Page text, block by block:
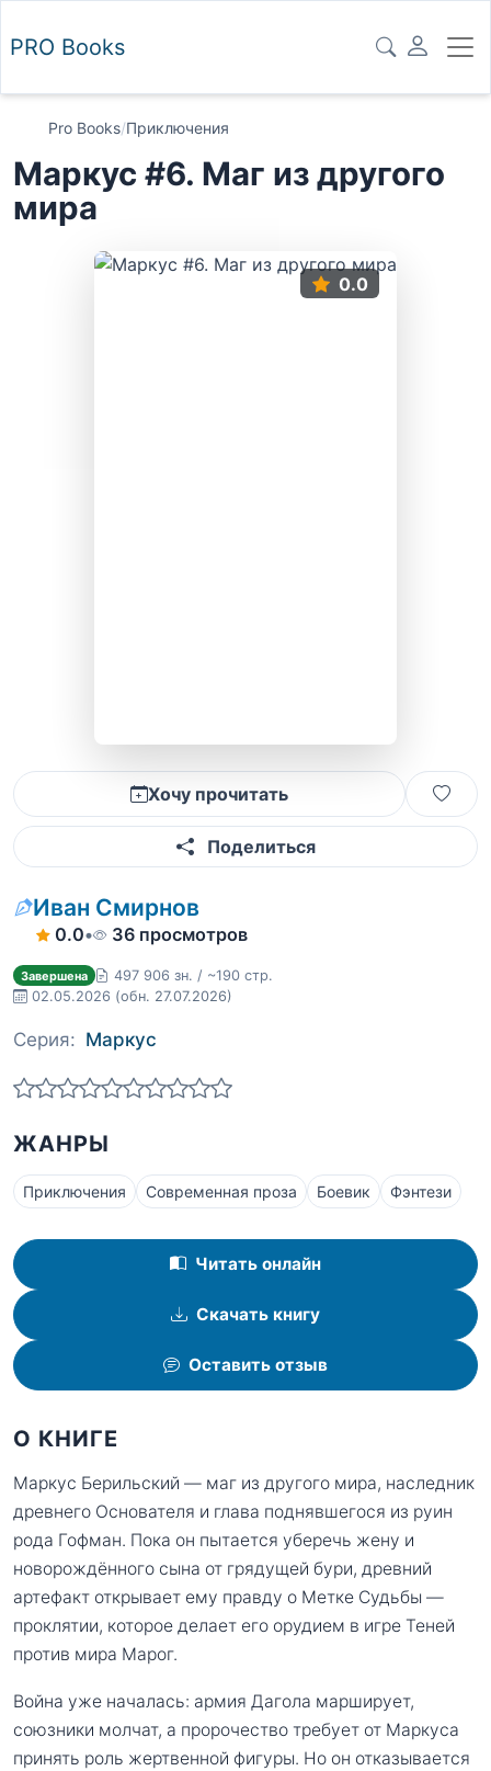
PRO Books
Pro Books/Приключения
Маркус #6. Маг из другого
мира
0.0
Хочу прочитать
Поделиться
Иван Смирнов
0.0• 36 просмотров
Завершена
497 906 зн. / ~190 стр.
02.05.2026 (обн. 27.07.2026)
Серия: Маркус
ЖАНРЫ
Приключения Современная проза Боевик Фэнтези
Читать онлайн
Скачать книгу
Оставить отзыв
О КНИГЕ
Маркус Берильский — маг из другого мира, наследник
древнего Основателя и глава поднявшегося из руин
рода Гофман. Пока он пытается уберечь жену и
новорождённого сына от грядущей бури, древний
артефакт открывает ему правду о Метке Судьбы —
проклятии, которое делает его орудием в игре Теней
против мира Марог.
Война уже началась: армия Дагола марширует,
союзники молчат, а пророчество требует от Маркуса
принять роль жертвенной фигуры. Но он отказывается